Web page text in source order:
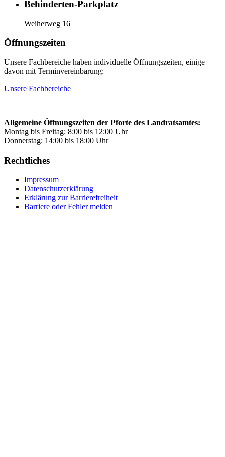
Behinderten-Parkplatz
Weiherweg 16
Öffnungszeiten
Unsere Fachbereiche haben individuelle Öffnungszeiten, einige
davon mit Terminvereinbarung:
Unsere Fachbereiche
Allgemeine Öffnungszeiten der Pforte des Landratsamtes:
Montag bis Freitag: 8:00 bis 12:00 Uhr
Donnerstag: 14:00 bis 18:00 Uhr
Rechtliches
Impressum
Datenschutzerklärung
Erklärung zur Barrierefreiheit
Barriere oder Fehler melden